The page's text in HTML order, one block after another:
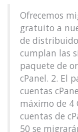
Ofrecemos
gratuito a
de
cumplan las
paquete de
cPanel. 2. El
cuentas
máximo de 4
cuentas de
50 se